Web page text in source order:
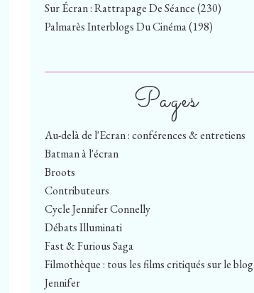
Sur Écran : Rattrapage De Séance(230)
Palmarès Interblogs Du Cinéma(198)
Pages
Au-delà de l'Ecran : conférences & entretiens
Batman à l'écran
Broots
Contributeurs
Cycle Jennifer Connelly
Débats Illuminati
Fast & Furious Saga
Filmothèque : tous les films critiqués sur le blog
Jennifer